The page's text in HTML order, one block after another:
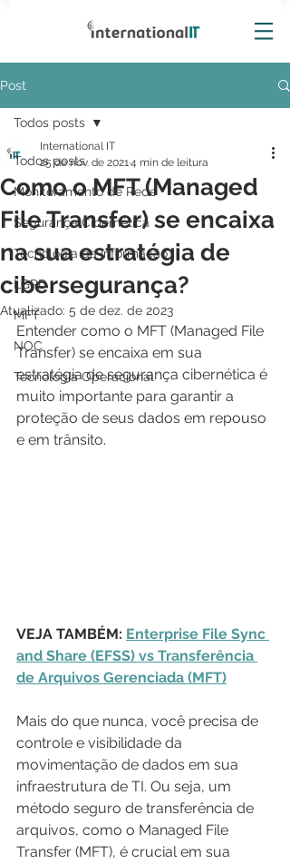
Post
Todos posts
Monitoramento de Rede
Segurança Cibernética
Tecnologia da Informação
LGPD
MFT
NOC
Tecnologia Operacional
Todos posts
Como o MFT (Managed
File Transfer) se encaixa
na sua estratégia de
cibersegurança?
International IT
25 de nov. de 20214 min de leitura
Atualizado: 5 de dez. de 2023
Entender como o MFT (Managed File
Transfer) se encaixa em sua
estratégia de segurança cibernética é
muito importante para garantir a
proteção de seus dados em repouso
e em trânsito.
VEJA TAMBÉM: Enterprise File Sync
and Share (EFSS) vs Transferência
de Arquivos Gerenciada (MFT)
Mais do que nunca, você precisa de
controle e visibilidade da
movimentação de dados em sua
infraestrutura de TI. Ou seja, um
método seguro de transferência de
arquivos, como o Managed File
Transfer (MFT), é crucial em sua